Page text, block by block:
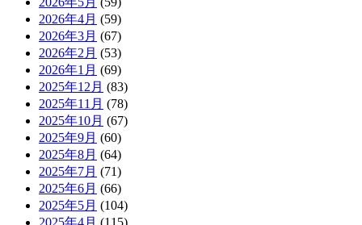
2026年4月 (59)
2026年3月 (67)
2026年2月 (53)
2026年1月 (69)
2025年12月 (83)
2025年11月 (78)
2025年10月 (67)
2025年9月 (60)
2025年8月 (64)
2025年7月 (71)
2025年6月 (66)
2025年5月 (104)
2025年4月 (115)